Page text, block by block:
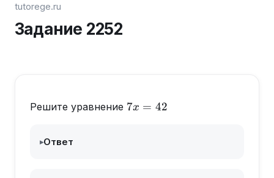
tutorege.ru
Задание 2252
Решите уравнение 7x=42
7x = 42
▸Ответ